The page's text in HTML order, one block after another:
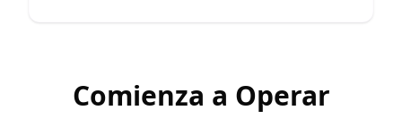
Comienza a Operar